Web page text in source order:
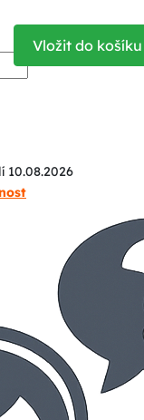
Vložit do košíku
10.08.2026